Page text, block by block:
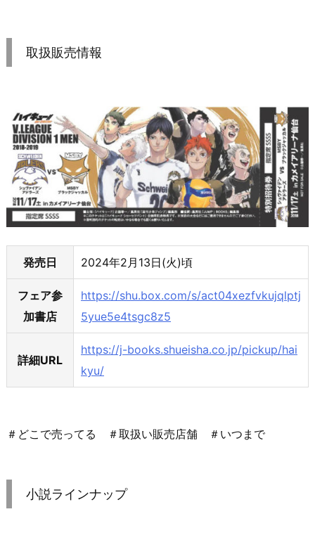
取扱販売情報
発売日 2024年2月13日(火)頃
フェア参
加書店
https://shu.box.com/s/act04xezfvkujqlptj
5yue5e4tsgc8z5
詳細URL
https://j-books.shueisha.co.jp/pickup/hai
kyu/
＃どこで売ってる ＃取扱い販売店舗 ＃いつまで
小説ラインナップ